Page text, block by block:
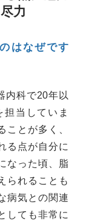
力
はなぜです
内科で20年以
担当していま
ことが多く、
る点が自分に
なった頃、脂
られることも
病気との関連
しても非常に